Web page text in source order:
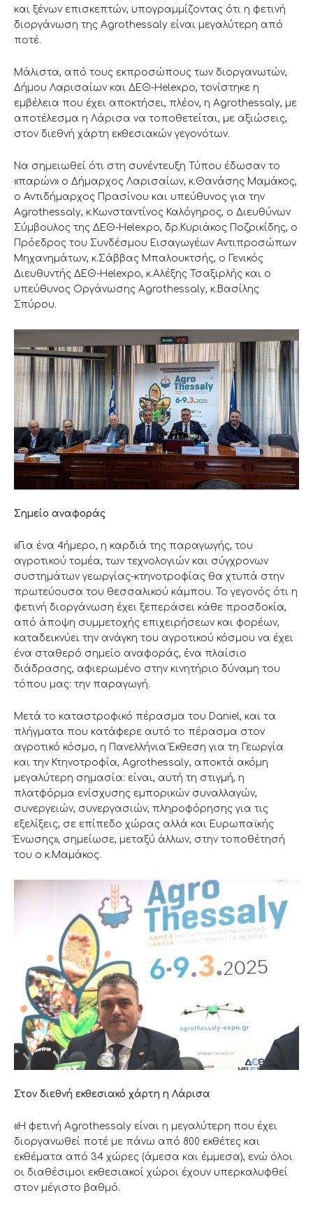
και ξένων επισκεπτών, υπογραμμίζοντας ότι η φετινή
διοργάνωση της Agrothessaly είναι μεγαλύτερη από
ποτέ.
Μάλιστα, από τους εκπροσώπους των διοργανωτών,
Δήμου Λαρισαίων και ΔΕΘ-Helexpo, τονίστηκε η
εμβέλεια που έχει αποκτήσει, πλέον, η Agrothessaly, με
αποτέλεσμα η Λάρισα να τοποθετείται, με αξιώσεις,
στον διεθνή χάρτη εκθεσιακών γεγονότων.
Να σημειωθεί ότι στη συνέντευξη Τύπου έδωσαν το
«παρών» ο Δήμαρχος Λαρισαίων, κ.Θανάσης Μαμάκος,
ο Αντιδήμαρχος Πρασίνου και υπεύθυνος για την
Agrothessaly, κ.Κωνσταντίνος Καλόγηρος, ο Διευθύνων
Σύμβουλος της ΔΕΘ-Helexpo, δρ.Κυριάκος Ποζρικίδης, ο
Πρόεδρος του Συνδέσμου Εισαγωγέων Αντιπροσώπων
Μηχανημάτων, κ.Σάββας Μπαλουκτσής, ο Γενικός
Διευθυντής ΔΕΘ-Helexpo, κ.Αλέξης Τσαξιρλής και ο
υπεύθυνος Οργάνωσης Agrothessaly, κ.Βασίλης
Σπύρου.
Σημείο αναφοράς
«Για ένα 4ήμερο, η καρδιά της παραγωγής, του
αγροτικού τομέα, των τεχνολογιών και σύγχρονων
συστημάτων γεωργίας-κτηνοτροφίας θα χτυπά στην
πρωτεύουσα του θεσσαλικού κάμπου. Το γεγονός ότι η
φετινή διοργάνωση έχει ξεπεράσει κάθε προσδοκία,
από άποψη συμμετοχής επιχειρήσεων και φορέων,
καταδεικνύει την ανάγκη του αγροτικού κόσμου να έχει
ένα σταθερό σημείο αναφοράς, ένα πλαίσιο
διάδρασης, αφιερωμένο στην κινητήριο δύναμη του
τόπου μας: την παραγωγή.
Μετά το καταστροφικό πέρασμα του Daniel, και τα
πλήγματα που κατάφερε αυτό το πέρασμα στον
αγροτικό κόσμο, η Πανελλήνια Έκθεση για τη Γεωργία
και την Κτηνοτροφία, Agrothessaly, αποκτά ακόμη
μεγαλύτερη σημασία: είναι, αυτή τη στιγμή, η
πλατφόρμα ενίσχυσης εμπορικών συναλλαγών,
συνεργειών, συνεργασιών, πληροφόρησης για τις
εξελίξεις, σε επίπεδο χώρας αλλά και Ευρωπαϊκής
Ένωσης», σημείωσε, μεταξύ άλλων, στην τοποθέτησή
του ο κ.Μαμάκος.
Στον διεθνή εκθεσιακό χάρτη η Λάρισα
«Η φετινή Agrothessaly είναι η μεγαλύτερη που έχει
διοργανωθεί ποτέ με πάνω από 800 εκθέτες και
εκθέματα από 34 χώρες (άμεσα και έμμεσα), ενώ όλοι
οι διαθέσιμοι εκθεσιακοί χώροι έχουν υπερκαλυφθεί
στον μέγιστο βαθμό.